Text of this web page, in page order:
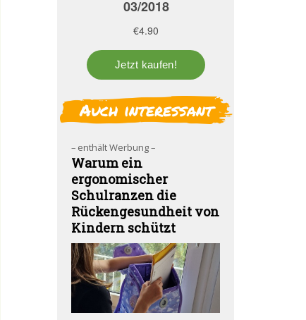
Auch interessant
– enthält Werbung –
Warum ein
ergonomischer
Schulranzen die
Rückengesundheit von
Kindern schützt